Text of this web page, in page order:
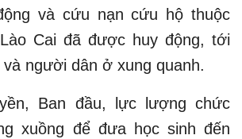
và cứu nạn cứu hộ thuộc
Cai đã được huy động, tới
người dân ở xung quanh.
Ban đầu, lực lượng chức
xuồng để đưa học sinh đến